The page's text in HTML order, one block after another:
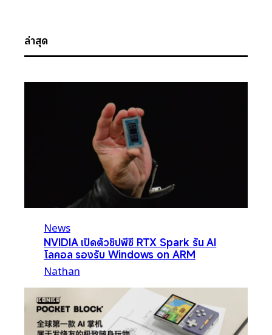
ล่าสุด
News
NVIDIA เปิดตัวชิปพีซี RTX Spark รัน AI
โลคอล รองรับ Windows on ARM
Nathan